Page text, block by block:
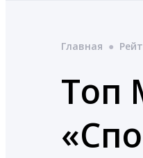
Главная ●
Топ